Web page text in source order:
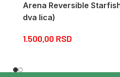
Arena Reversible
dva lica)
1.500,00 RSD